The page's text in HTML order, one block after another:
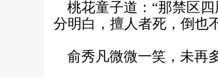
桃花童子道：“那禁区
分明白，擅人者死，倒也
俞秀凡微微一笑，未再